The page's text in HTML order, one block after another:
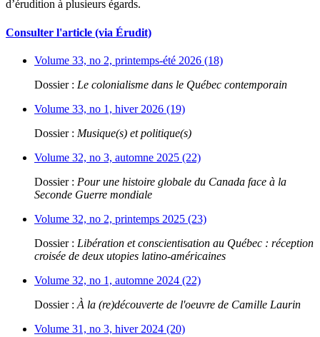
d’érudition à plusieurs égards.
Consulter l'article (via Érudit)
Volume 33, no 2, printemps-été 2026 (18)
Dossier : Le colonialisme dans le Québec contemporain
Volume 33, no 1, hiver 2026 (19)
Dossier : Musique(s) et politique(s)
Volume 32, no 3, automne 2025 (22)
Dossier : Pour une histoire globale du Canada face à la
Seconde Guerre mondiale
Volume 32, no 2, printemps 2025 (23)
Dossier : Libération et conscientisation au Québec : réception
croisée de deux utopies latino-américaines
Volume 32, no 1, automne 2024 (22)
Dossier : À la (re)découverte de l'oeuvre de Camille Laurin
Volume 31, no 3, hiver 2024 (20)